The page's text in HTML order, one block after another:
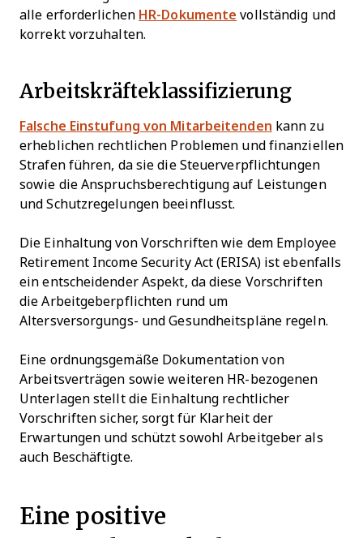
alle erforderlichen HR-Dokumente vollständig und
korrekt vorzuhalten.
Arbeitskräfteklassifizierung
Falsche Einstufung von Mitarbeitenden kann zu
erheblichen rechtlichen Problemen und finanziellen
Strafen führen, da sie die Steuerverpflichtungen
sowie die Anspruchsberechtigung auf Leistungen
und Schutzregelungen beeinflusst.
Die Einhaltung von Vorschriften wie dem Employee
Retirement Income Security Act (ERISA) ist ebenfalls
ein entscheidender Aspekt, da diese Vorschriften
die Arbeitgeberpflichten rund um
Altersversorgungs- und Gesundheitspläne regeln.
Eine ordnungsgemäße Dokumentation von
Arbeitsverträgen sowie weiteren HR-bezogenen
Unterlagen stellt die Einhaltung rechtlicher
Vorschriften sicher, sorgt für Klarheit der
Erwartungen und schützt sowohl Arbeitgeber als
auch Beschäftigte.
Eine positive